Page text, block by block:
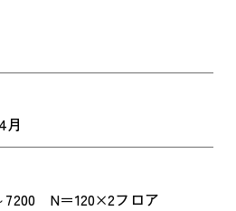
月
N＝120×2フロア